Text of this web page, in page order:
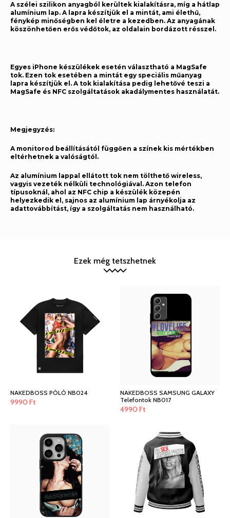
A szélei szilikon anyagból kerültek kialakításra, míg a hátlap
alumínium lap. A lapra készítjük el a mintát, ami élethű,
fénykép minőségben kel életre a kezedben. Az anyagának
köszönhetően erős védőtok, az oldalain bordázott résszel.
Egyes iPhone készülékek esetén választható a MagSafe
tok. Ezen tok esetében a mintát egy speciális műanyag
lapra készítjük el. A tok kialakítása pedig lehetővé teszi a
MagSafe és NFC szolgáltatások akadálymentes használatát.
Megjegyzés:
A monitorod beállításától függően a színek kis mértékben
eltérhetnek a valóságtól.
Az alumínium lappal ellátott tok nem tölthető wireless,
vagyis vezeték nélküli technológiával. Azon telefon
típusoknál, ahol az NFC chip a készülék közepén
helyezkedik el, sajnos az alumínium lap árnyékolja az
adattovábbítást, így a szolgáltatás nem használható.
Ezek még tetszhetnek
NAKEDBOSS PÓLÓ NB024
9990 Ft
NAKEDBOSS SAMSUNG GALAXY
Telefontok NB017
4990 Ft